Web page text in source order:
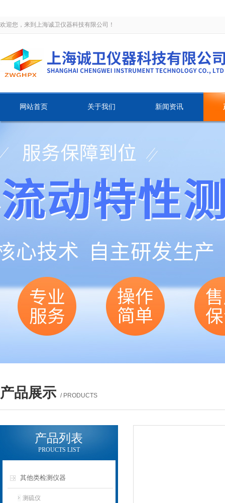
欢迎您，来到上海诚卫仪器科技有限公司！
网站首页 关于我们 新闻资讯
产品展示 / PRODUCTS
产品列表
PROUCTS LIST
其他类检测仪器
测硫仪